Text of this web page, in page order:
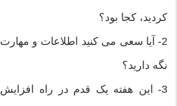
کردید، کجا بود؟
2- آیا سعی می کنید اطلاعات و
نگه دارید؟
3- این هفته یک قدم در راه